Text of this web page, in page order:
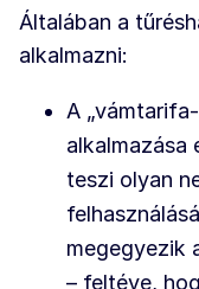
Általában a
alkalmazni:
A
alkalmazása
teszi olyan
megegyezik
– feltéve,